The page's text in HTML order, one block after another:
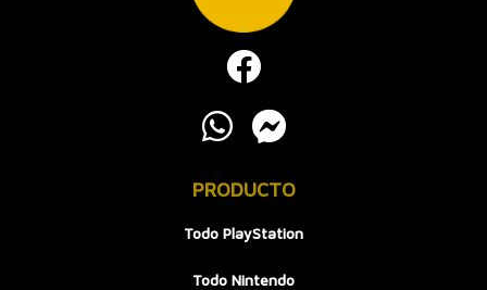
PRODUCTO
Todo PlayStation
Todo Nintendo